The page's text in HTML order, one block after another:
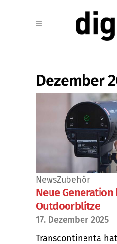
Dezember
NewsZubehör
Neue
Outdoorblitze
17. Dezember 2025
Transcontinenta